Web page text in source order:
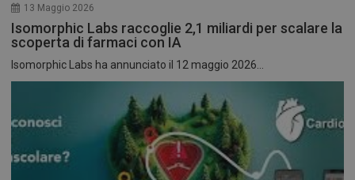
13 Maggio 2026
Isomorphic Labs raccoglie 2,1 miliardi per scalare la
scoperta di farmaci con IA
Isomorphic Labs ha annunciato il 12 maggio 2026...